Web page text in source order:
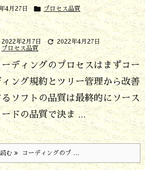
4月27日  プロセス品質
2022年2月7日  2022年4月27日
プロセス品質
ーディングのプロセスはまずコー
ィング規約とツリー管理から改善
る ソフトの品質は最終的にソース
ードの品質で決ま ...
む コーディングのプ ...